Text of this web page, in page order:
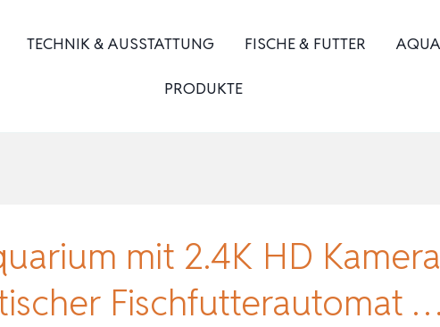
TECHNIK & AUSSTATTUNG FISCHE & FUTTER
PRODUKTE
mit 2.4K HD
Fischfutterautomat …